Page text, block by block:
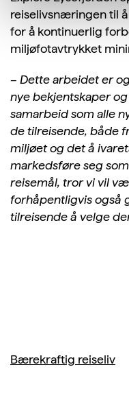
reiselivsnæringen til
for å kontinuerlig
miljøfotavtrykket
– Dette arbeidet er
nye bekjentskaper
samarbeid som alle
de tilreisende, både
miljøet og det å
markedsføre seg
reisemål, tror vi vil
forhåpentligvis også
tilreisende å velge
Bærekraftig reiseliv